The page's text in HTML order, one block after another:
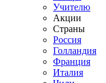
Учителю
Акции
Страны
Россия
Голландия
Франция
Италия